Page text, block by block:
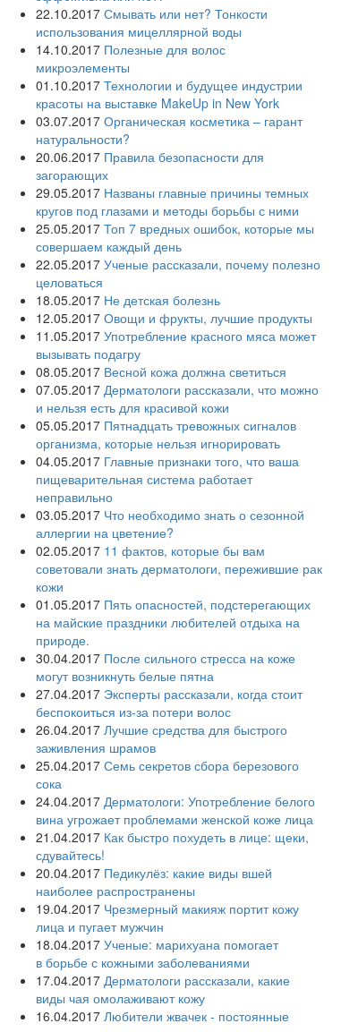
22.10.2017 Смывать или нет? Тонкости
использования мицеллярной воды
14.10.2017 Полезные для волос
микроэлементы
01.10.2017 Технологии и будущее индустрии
красоты на выставке MakeUp in New York
03.07.2017 Органическая косметика – гарант
натуральности?
20.06.2017 Правила безопасности для
загорающих
29.05.2017 Названы главные причины темных
кругов под глазами и методы борьбы с ними
25.05.2017 Топ 7 вредных ошибок, которые мы
совершаем каждый день
22.05.2017 Ученые рассказали, почему полезно
целоваться
18.05.2017 Не детская болезнь
12.05.2017 Овощи и фрукты, лучшие продукты
11.05.2017 Употребление красного мяса может
вызывать подагру
08.05.2017 Весной кожа должна светиться
07.05.2017 Дерматологи рассказали, что можно
и нельзя есть для красивой кожи
05.05.2017 Пятнадцать тревожных сигналов
организма, которые нельзя игнорировать
04.05.2017 Главные признаки того, что ваша
пищеварительная система работает
неправильно
03.05.2017 Что необходимо знать о сезонной
аллергии на цветение?
02.05.2017 11 фактов, которые бы вам
советовали знать дерматологи, пережившие рак
кожи
01.05.2017 Пять опасностей, подстерегающих
на майские праздники любителей отдыха на
природе.
30.04.2017 После сильного стресса на коже
могут возникнуть белые пятна
27.04.2017 Эксперты рассказали, когда стоит
беспокоиться из-за потери волос
26.04.2017 Лучшие средства для быстрого
заживления шрамов
25.04.2017 Семь секретов сбора березового
сока
24.04.2017 Дерматологи: Употребление белого
вина угрожает проблемами женской коже лица
21.04.2017 Как быстро похудеть в лице: щеки,
сдувайтесь!
20.04.2017 Педикулёз: какие виды вшей
наиболее распространены
19.04.2017 Чрезмерный макияж портит кожу
лица и пугает мужчин
18.04.2017 Ученые: марихуана помогает
в борьбе с кожными заболеваниями
17.04.2017 Дерматологи рассказали, какие
виды чая омолаживают кожу
16.04.2017 Любители жвачек - постоянные